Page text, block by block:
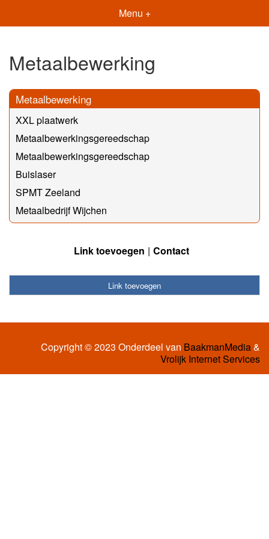
Menu +
Metaalbewerking
Metaalbewerking
XXL plaatwerk
Metaalbewerkingsgereedschap
Metaalbewerkingsgereedschap
Buislaser
SPMT Zeeland
Metaalbedrijf Wijchen
Link toevoegen Contact
Link toevoegen
Copyright © 2023 Onderdeel van BaakmanMedia&
Vrolijk Internet Services